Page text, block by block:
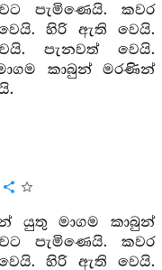
පැමිණෙයි. කවර
හිරි ඇති වෙයි.
පැනවත් වෙයි.
කාබුන් මරණින්
යුතු මාගම කාබුන්
පැමිණෙයි. කවර
හිරි ඇති වෙයි.